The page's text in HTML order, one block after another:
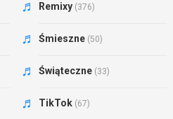
Remixy (376)
Śmieszne (50)
Świąteczne (33)
TikTok (67)